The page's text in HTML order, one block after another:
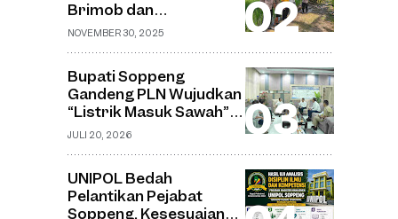
Brimob dan
Bhabinkamtibmas
Jembatan Gantung di
Desa Watu
NOVEMBER 30, 2025
Bupati Soppeng
Gandeng PLN Wujudkan
“Listrik Masuk Sawah”,
Pompanisasi Jadi Solusi
JULI 20, 2026
UNIPOL Bedah
Pelantikan Pejabat
Soppeng, Kesesuaian